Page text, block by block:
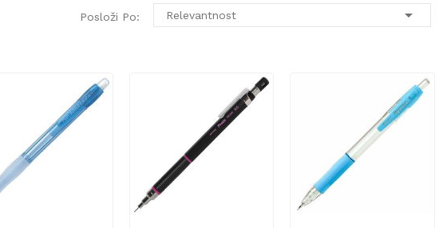
Posloži Po: Relevantnost 